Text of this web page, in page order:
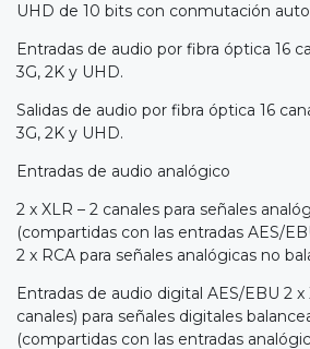
UHD de 10 bits con conmutación
Entradas de audio por fibra óptica 16
3G, 2K y UHD.
Salidas de audio por fibra óptica 16
3G, 2K y UHD.
Entradas de audio analógico
2 x XLR – 2 canales para señales
(compartidas con las entradas AES/
2 x RCA para señales analógicas no
Entradas de audio digital AES/EBU 2 x
canales) para señales digitales
(compartidas con las entradas